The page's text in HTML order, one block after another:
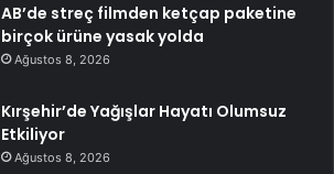
AB’de streç filmden ketçap paketine
birçok ürüne yasak yolda
Ağustos 8, 2026
Kırşehir’de Yağışlar Hayatı Olumsuz
Etkiliyor
Ağustos 8, 2026